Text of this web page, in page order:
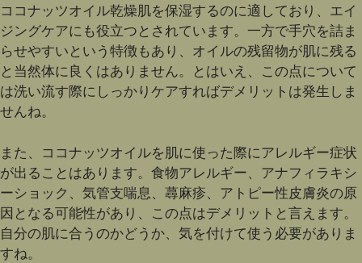
ココナッツオイル乾燥肌を保湿するのに適しており、エイ
ジングケアにも役立つとされています。一方で手穴を詰ま
らせやすいという特徴もあり、オイルの残留物が肌に残る
と当然体に良くはありません。とはいえ、この点について
は洗い流す際にしっかりケアすればデメリットは発生しま
せんね。
また、ココナッツオイルを肌に使った際にアレルギー症状
が出ることはあります。食物アレルギー、アナフィラキシ
ーショック、気管支喘息、蕁麻疹、アトピー性皮膚炎の原
因となる可能性があり、この点はデメリットと言えます。
自分の肌に合うのかどうか、気を付けて使う必要がありま
すね。